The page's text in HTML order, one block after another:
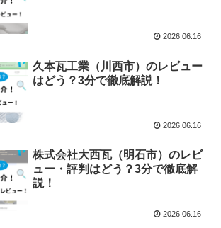
2026.06.16
久本瓦工業（川西市）のレビュー
はどう？3分で徹底解説！
2026.06.16
株式会社大西瓦（明石市）のレビ
ュー・評判はどう？3分で徹底解
説！
2026.06.16